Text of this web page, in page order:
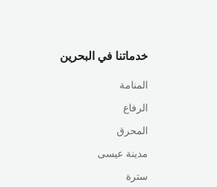
خدماتنا في البحرين
المنامة
الرفاع
المحرق
مدينة عيسى
سترة